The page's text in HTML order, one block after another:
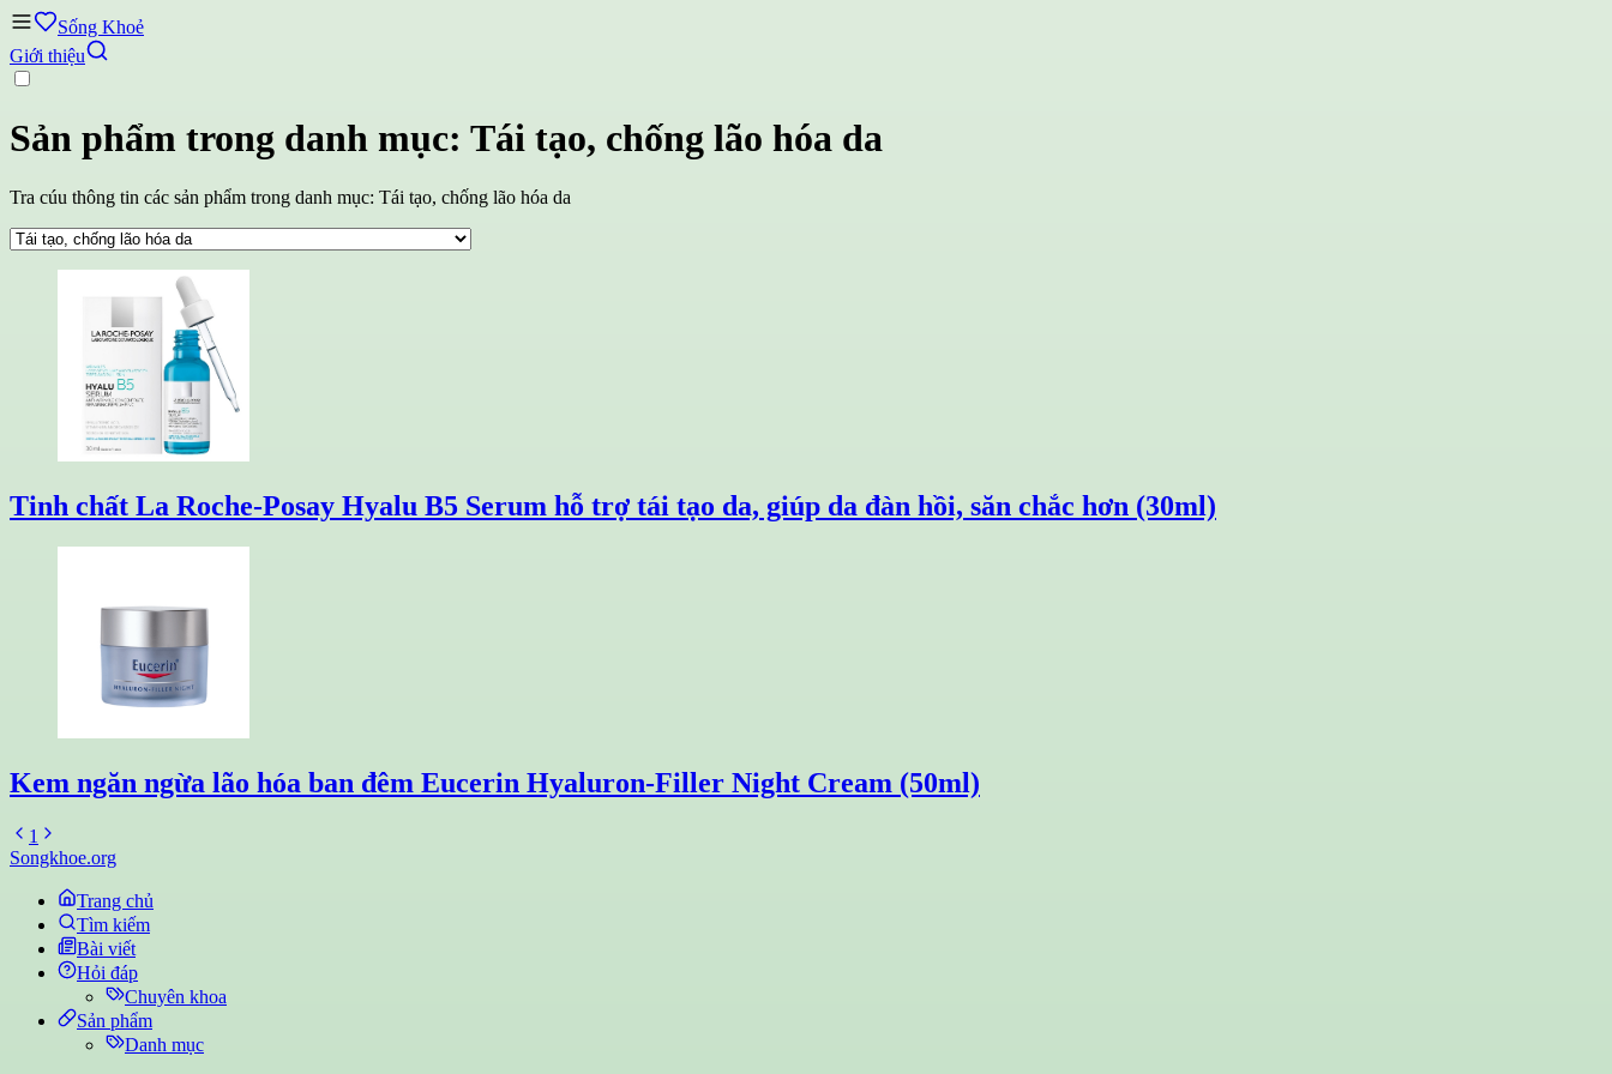
Sống Khoẻ
Giới thiệu
Sản phẩm trong danh mục: Tái tạo, chống lão hóa da
Tra cúu thông tin các sản phẩm trong danh mục: Tái tạo, chống lão hóa da
Tinh chất La Roche-Posay Hyalu B5 Serum hỗ trợ tái tạo da, giúp da đàn hồi, săn chắc hơn (30ml)
Kem ngăn ngừa lão hóa ban đêm Eucerin Hyaluron-Filler Night Cream (50ml)
1
Songkhoe.org
Trang chủ
Tìm kiếm
Bài viết
Hỏi đáp
Chuyên khoa
Sản phẩm
Danh mục